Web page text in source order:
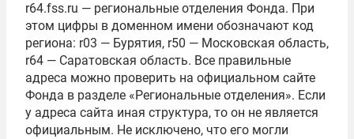
r64.fss.ru — региональные отделения Фонда. При
этом цифры в доменном имени обозначают код
региона: r03 — Бурятия, r50 — Московская область,
r64 — Саратовская область. Все правильные
адреса можно проверить на официальном сайте
Фонда в разделе «Региональные отделения». Если
у адреса сайта иная структура, то он не является
официальным. Не исключено, что его могли